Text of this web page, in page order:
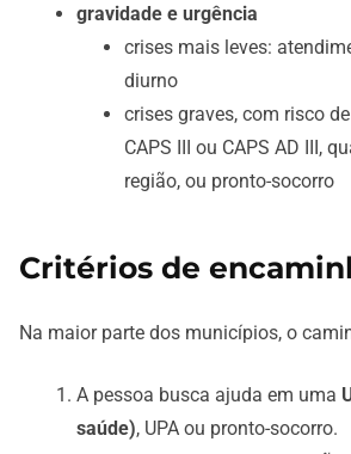
gravidade e urgência
crises mais leves:
diurno
crises graves, com risco
CAPS III ou CAPS AD III,
região, ou pronto-socorro
Critérios de
Na maior parte dos municípios, o
A pessoa busca ajuda em uma
saúde), UPA ou pronto-socorro.